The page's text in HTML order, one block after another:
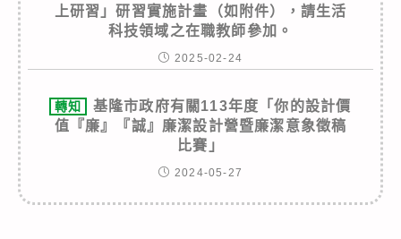
上研習」研習實施計畫（如附件），請生活
科技領域之在職教師參加。
2025-02-24
轉知
基隆市政府有關113年度「你的設計價
值『廉』『誠』廉潔設計營暨廉潔意象徵稿
比賽」
2024-05-27